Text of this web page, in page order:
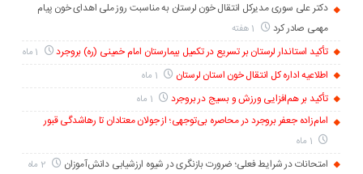
دکتر علی سوری مدیرکل انتقال خون لرستان به مناسبت روز ملی اهدای خون پیام
مهمی صادر کرد
تأکید استاندار لرستان بر تسریع در تکمیل بیمارستان امام خمینی (ره) بروجرد
اطلاعیه اداره کل انتقال خون استان لرستان
تأکید بر هم‌افزایی ورزش و بسیج در بروجرد
امام‌زاده جعفر بروجرد در محاصره بی‌توجهی؛ از جولان معتادان تا رهاشدگی قبور
امتحانات در شرایط فعلی؛ ضرورت بازنگری در شیوه ارزشیابی دانش‌آموزان